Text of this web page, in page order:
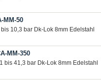
MM-50
10,3 bar Dk-Lok 8mm Edelstahl
MM-350
bis 41,3 bar Dk-Lok 8mm Edelstahl